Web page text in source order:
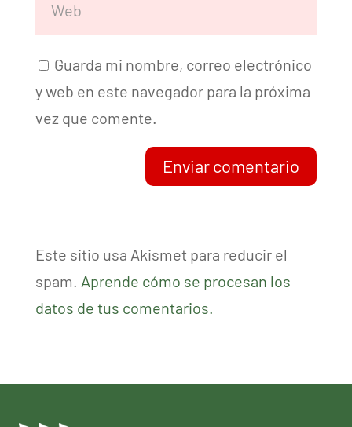
Guarda mi nombre, correo electrónico
y web en este navegador para la próxima
vez que comente.
Enviar comentario
Este sitio usa Akismet para reducir el
spam. Aprende cómo se procesan los
datos de tus comentarios.